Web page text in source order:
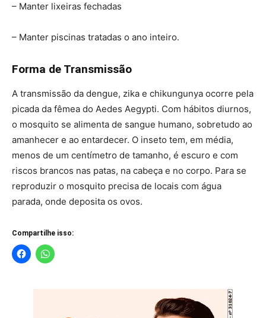
– Manter lixeiras fechadas
– Manter piscinas tratadas o ano inteiro.
Forma de Transmissão
A transmissão da dengue, zika e chikungunya ocorre pela
picada da fêmea do Aedes Aegypti. Com hábitos diurnos,
o mosquito se alimenta de sangue humano, sobretudo ao
amanhecer e ao entardecer. O inseto tem, em média,
menos de um centímetro de tamanho, é escuro e com
riscos brancos nas patas, na cabeça e no corpo. Para se
reproduzir o mosquito precisa de locais com água
parada, onde deposita os ovos.
Compartilhe isso: